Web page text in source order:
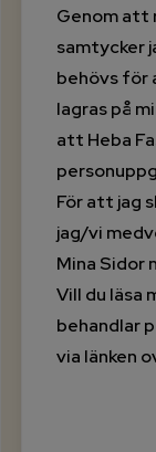
Genom att
samtycker
behövs för
lagras på
att Heba
För att jag
jag/vi
Mina Sidor
Vill du läsa
behandlar
via länken